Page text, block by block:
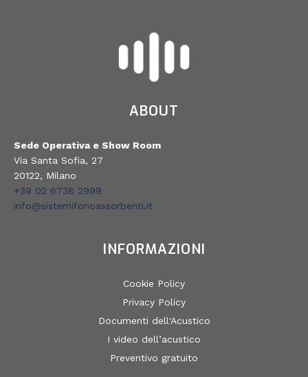
ABOUT
Sede Operativa e Show Room
Via Santa Sofia, 27
20122, Milano
+39 02 6738 2999
info@sistemifonoassorbenti.it
INFORMAZIONI
Cookie Policy
Privacy Policy
Documenti dell'Acustico
I video dell’acustico
Preventivo gratuito